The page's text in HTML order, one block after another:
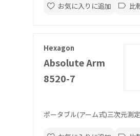
お気に入りに追加 比
Hexagon
Absolute Arm
8520-7
ポータブル(アーム式)三次元測